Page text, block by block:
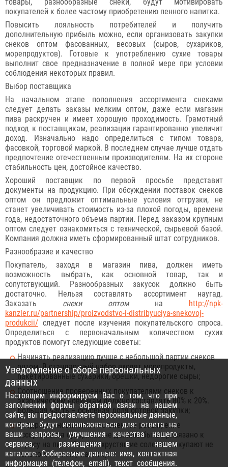
покупателей к более частому приобретению пенного напитка.
Повысить лояльность потребителей и получить
дополнительную прибыль можно, если организовать закупки
снеков оптом фасованных, весовых (сыров, сухариков,
морепродуктов). Готовые к употреблению сухие товары
выполнит свое предназначение в полной мере при условии
соблюдения некоторых правил.
Выбор поставщика
На начальном этапе пополнения ассортимента снеками
следует делать заказы мелким оптом, даже если магазин
пива раскручен и имеет хорошую проходимость. Грамотный
подход к поставщикам, реализации гарантированно увеличит
доход. Изначально надо определиться с типом товара,
фасовкой, торговой маркой. В последнем случае лучше отдать
предпочтение отечественным производителям. На их стороне
стабильность цен, достойное качество.
Хороший поставщик по первой просьбе представит
документы на продукцию. При обсуждении поставок снеков
оптом он предложит оптимальные условия отгрузки, не
станет увеличивать стоимость из-за плохой погоды, времени
года, недостаточного объема партии. Перед заказом крупным
оптом следует ознакомиться с технической, сырьевой базой.
Компания должна иметь сформированный штат сотрудников.
Разнообразие и качество
Покупатель, заходя в магазин пива, должен иметь
возможность выбрать, как основной товар, так и
сопутствующий. Разнообразных закусок должно быть
достаточно. Нельзя составлять ассортимент наугад.
Заказать снеки оптомна http://npk-
kanzler.ru/partnership/proizvodstvo-i-distribyuciya-snekovoj-
produkcii/ следует после изучения покупательского спроса.
Определиться с первоначальным количеством сухих
продуктов помогут следующие советы:
Начинать реализацию лучше с небольшой партии снеков
оптом. В стандартный набор входят морепродукты,
пакетированные сухарики, орешки, недорогие сыры;
Соотношение проверенных покупателями снеков к
экзотическим новинкам должно составлять 80% к 20%.
Большая часть – основная доля оптовой закупки;
Внедрение новинок и постепенное расширение
ассортимента сухариков не должно быть привязано к
спросу на пиво. Свежие хрустящие соленья покупают не
только к пенному напитку.
Уведомление о сборе персональных
данных
Настоящим информируем Вас о том, что при
заполнении формы обратной связи на нашем
сайте, вы предоставляете персональные данные,
которые будут использоваться для: ответа на
ваши запросы, улучшения качества нашего
сервиса, размещения в нашем
каталоге. Собираемые данные: имя, контактная
информация (телефон, email), текст сообщения.